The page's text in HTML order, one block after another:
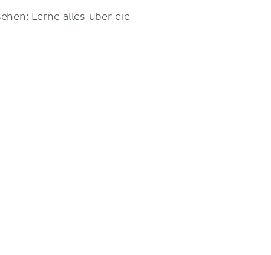
Lerne alles über die